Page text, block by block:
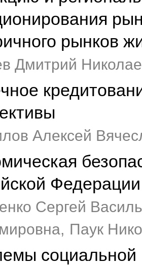
рынков
Дмитрий
Алексей
Сергей
Паук
социальной